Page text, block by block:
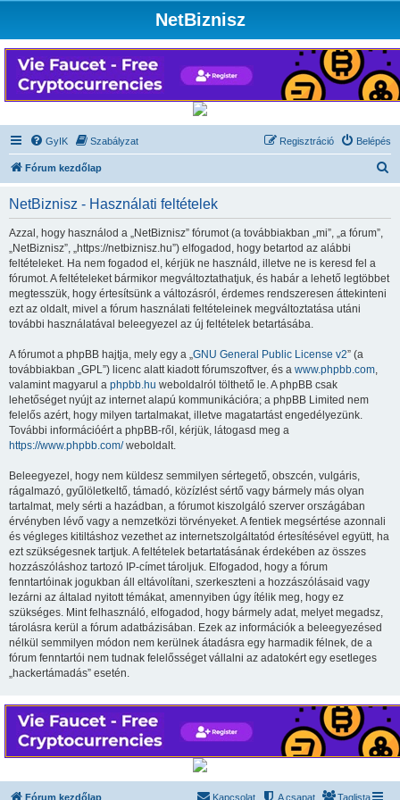
NetBiznisz
GyIK Szabályzat Belépés
Regisztráció
Fórum kezdőlap
NetBiznisz - Használati feltételek
Azzal, hogy használod a „NetBiznisz” fórumot (a továbbiakban „mi”, „a fórum”,
„NetBiznisz”, „https://netbiznisz.hu”) elfogadod, hogy betartod az alábbi
feltételeket. Ha nem fogadod el, kérjük ne használd, illetve ne is keresd fel a
fórumot. A feltételeket bármikor megváltoztathatjuk, és habár a lehető legtöbbet
megtesszük, hogy értesítsünk a változásról, érdemes rendszeresen áttekinteni
ezt az oldalt, mivel a fórum használati feltételeinek megváltoztatása utáni
további használatával beleegyezel az új feltételek betartásába.
A fórumot a phpBB hajtja, mely egy a „GNU General Public License v2” (a
továbbiakban „GPL”) licenc alatt kiadott fórumszoftver, és a www.phpbb.com,
valamint magyarul a phpbb.hu weboldalról tölthető le. A phpBB csak
lehetőséget nyújt az internet alapú kommunikációra; a phpBB Limited nem
felelős azért, hogy milyen tartalmakat, illetve magatartást engedélyezünk.
További információért a phpBB-ről, kérjük, látogasd meg a
https://www.phpbb.com/weboldalt.
Beleegyezel, hogy nem küldesz semmilyen sértegető, obszcén, vulgáris,
rágalmazó, gyűlöletkeltő, támadó, közízlést sértő vagy bármely más olyan
tartalmat, mely sérti a hazádban, a fórumot kiszolgáló szerver országában
érvényben lévő vagy a nemzetközi törvényeket. A fentiek megsértése azonnali
és végleges kitiltáshoz vezethet az internetszolgáltatód értesítésével együtt, ha
ezt szükségesnek tartjuk. A feltételek betartatásának érdekében az összes
hozzászóláshoz tartozó IP-címet tároljuk. Elfogadod, hogy a fórum
fenntartóinak jogukban áll eltávolítani, szerkeszteni a hozzászólásaid vagy
lezárni az általad nyitott témákat, amennyiben úgy ítélik meg, hogy ez
szükséges. Mint felhasználó, elfogadod, hogy bármely adat, melyet megadsz,
tárolásra kerül a fórum adatbázisában. Ezek az információk a beleegyezésed
nélkül semmilyen módon nem kerülnek átadásra egy harmadik félnek, de a
fórum fenntartói nem tudnak felelősséget vállalni az adatokért egy esetleges
„hackertámadás” esetén.
Fórum kezdőlap Taglista
A csapat
Kapcsolat